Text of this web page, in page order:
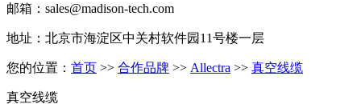
邮箱：sales@madison-tech.com
地址：北京市海淀区中关村软件园11号楼一层
您的位置： 首页 >> 合作品牌 >> Allectra >> 真空线缆
真空线缆